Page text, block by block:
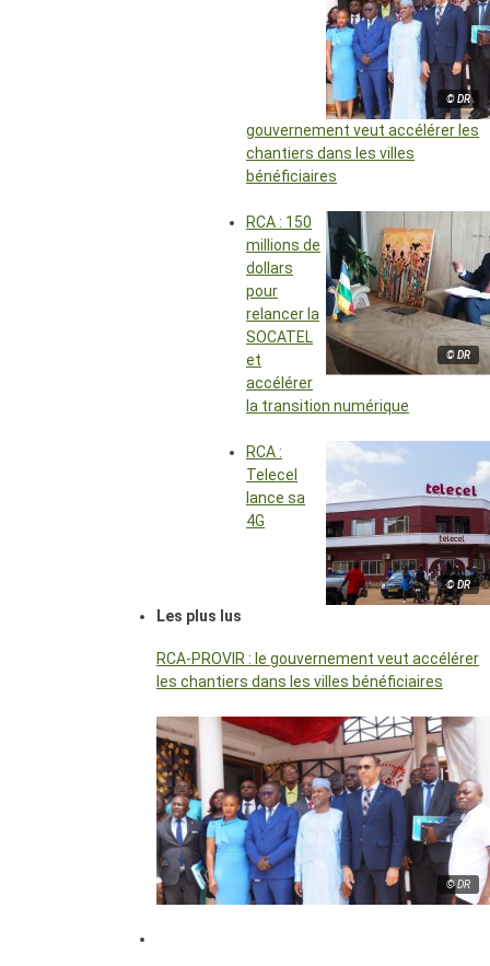
© DR
gouvernement veut accélérer les
chantiers dans les villes
bénéficiaires
© DR
RCA : 150
millions de
dollars
pour
relancer la
SOCATEL
et
accélérer
la transition numérique
© DR
RCA :
Telecel
lance sa
4G
Les plus lus
RCA-PROVIR : le gouvernement veut accélérer
les chantiers dans les villes bénéficiaires
© DR